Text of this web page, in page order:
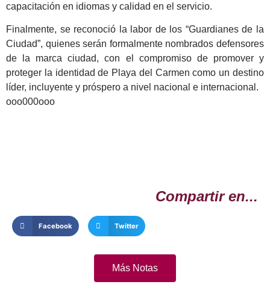
capacitación en idiomas y calidad en el servicio.
Finalmente, se reconoció la labor de los “Guardianes de la
Ciudad”, quienes serán formalmente nombrados defensores
de la marca ciudad, con el compromiso de promover y
proteger la identidad de Playa del Carmen como un destino
líder, incluyente y próspero a nivel nacional e internacional.
ooo000ooo
Compartir en...
Facebook Twitter
Más Notas